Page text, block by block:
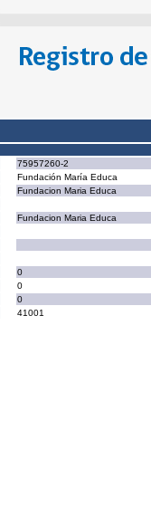
75957260-2
Fundación María Educa
Fundacion Maria Educa
Fundacion Maria Educa
0
0
0
41001